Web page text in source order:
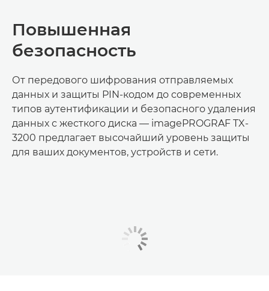
Повышенная
безопасность
От передового шифрования отправляемых
данных и защиты PIN-кодом до современных
типов аутентификации и безопасного удаления
данных с жесткого диска — imagePROGRAF TX-
3200 предлагает высочайший уровень защиты
для ваших документов, устройств и сети.